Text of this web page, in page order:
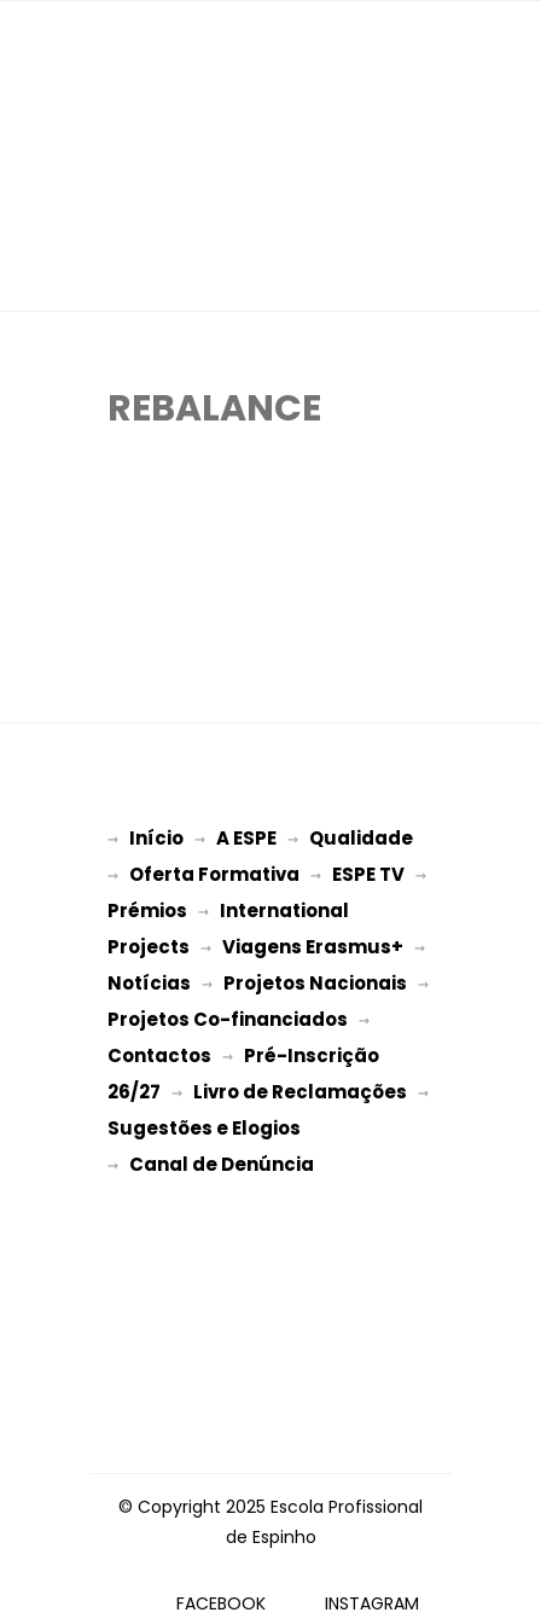
REBALANCE
→ Início → A ESPE → Qualidade
→ Oferta Formativa → ESPE TV
Prémios → International
Projects → Viagens Erasmus+
Notícias → Projetos Nacionais
Projetos Co-financiados
Contactos → Pré-Inscrição
26/27 → Livro de Reclamações
Sugestões e Elogios
→
© Copyright 2025 Escola Profissional
de Espinho
FACEBOOK INSTAGRAM